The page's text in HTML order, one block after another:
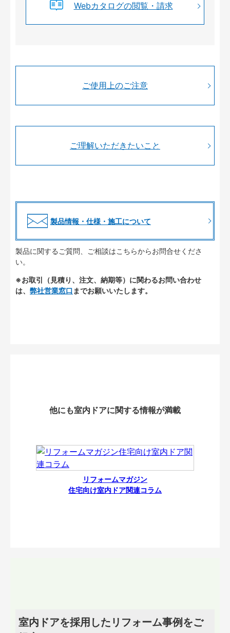
Webカタログの閲覧・請求
ご使用上のご注意
ご理解いただきたいこと
製品情報・仕様・施工について
製品に関するご質問、ご相談はこちらからお問合せくださ
い。
※お取引（見積り、注文、納期等）に関わるお問い合わせ
は、 弊社営業窓口 までお願いいたします。
他にも室内ドアに関する情報が満載
リフォームマガジン
住宅向け室内ドア関連コラム
室内ドアを採用したリフォーム事例をご